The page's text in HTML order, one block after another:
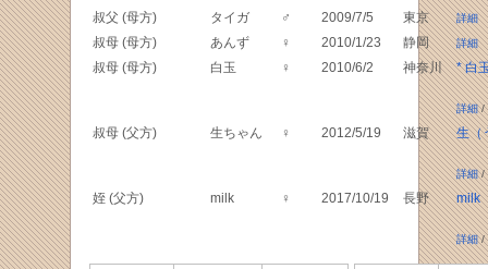
叔父 (母方) タイガ ♂ 2009/7/5 東京 詳細
叔母 (母方) あんず ♀ 2010/1/23 静岡 詳細
叔母 (母方) 白玉 ♀ 2010/6/2 神奈川 * 白
詳細/
叔母 (父方) 生ちゃん ♀ 2012/5/19 滋賀 生（
詳細/
姪 (父方) milk ♀ 2017/10/19 長野 milk
詳細/